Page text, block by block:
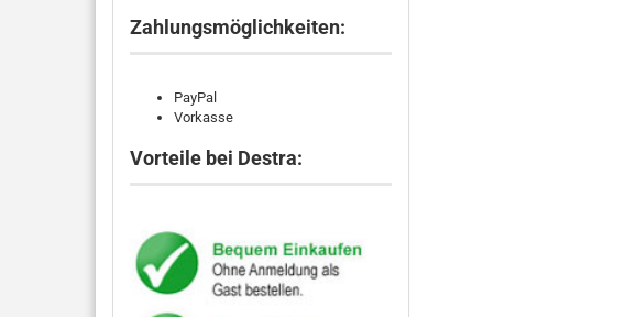
Zahlungsmöglichkeiten:
PayPal
Vorkasse
Vorteile bei Destra: